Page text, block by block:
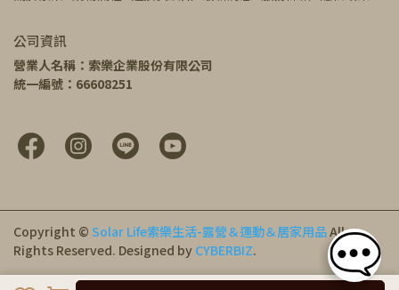
公司資訊
營業人名稱：索樂企業股份有限公司
統一編號：66608251
Copyright © Solar Life索樂生活-露營＆運動＆居家用品All
Rights Reserved. Designed by CYBERBIZ.